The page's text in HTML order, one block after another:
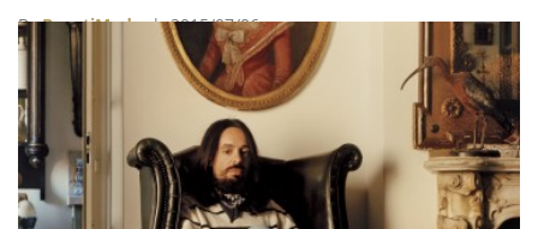
名人才是當今的新媒體。
ByBeautiMode| 2015/07/06